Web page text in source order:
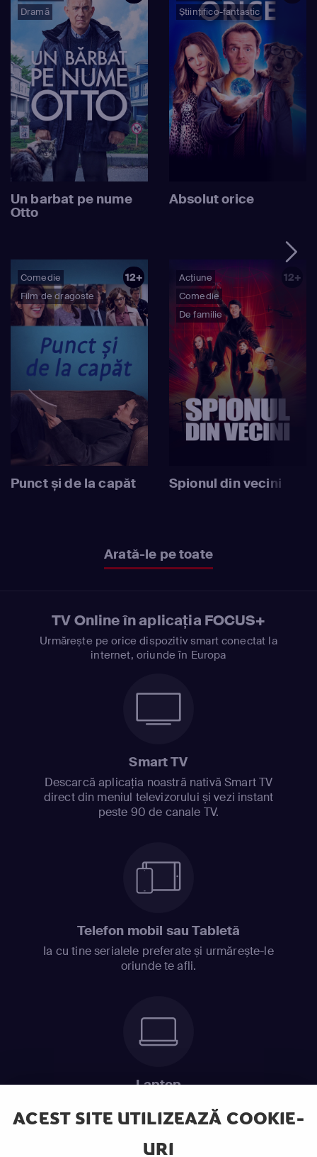
ACEST SITE UTILIZEAZĂ COOKIE-
URI
Dramă
Un barbat pe nume
Otto
Științifico-fantastic
Absolut orice
Comedie
Film de dragoste
12+
Punct și de la capăt
Acțiune
Comedie
De familie
12+
Spionul din vecini
Arată-le pe toate
TV Online în aplicația FOCUS+
Urmărește pe orice dispozitiv smart conectat la
internet, oriunde în Europa
Smart TV
Descarcă aplicația noastră nativă Smart TV
direct din meniul televizorului și vezi instant
peste 90 de canale TV.
Telefon mobil sau Tabletă
Ia cu tine serialele preferate și urmărește-le
oriunde te afli.
Laptop
ABONEAZĂ-TE ACUM